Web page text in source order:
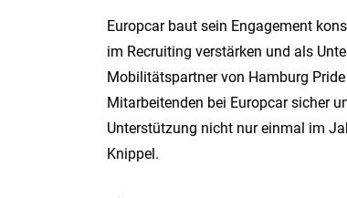
Europcar baut sein Engagement
im Recruiting verstärken und als
Mobilitätspartner von Hamburg
Mitarbeitenden bei Europcar sicher
Unterstützung nicht nur einmal im
Knippel.